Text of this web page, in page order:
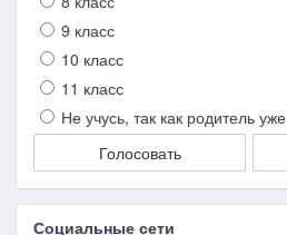
9 класс
10 класс
11 класс
Не учусь, так как родитель уже
Голосовать
Социальные сети